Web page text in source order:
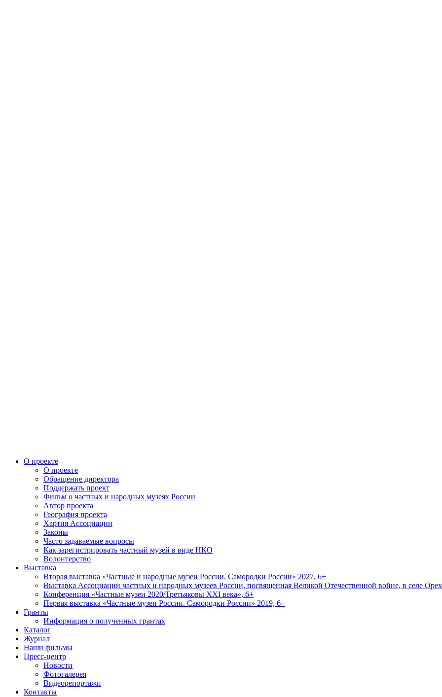
О проекте
О проекте
Обращение директора
Поддержать проект
Фильм о частных и народных музеях России
Автор проекта
География проекта
Хартия Ассоциации
Законы
Часто задаваемые вопросы
Как зарегистрировать частный музей в виде НКО
Волонтерство
Выставка
Вторая выставка «Частные и народные музеи России. Самородки России» 2027, 6+
Выставка Ассоциации частных и народных музеев России, посвященная Великой Отечественной войне, в селе
Конференция «Частные музеи 2020/Третьяковы XXI века», 6+
Первая выставка «Частные музеи России. Самородки России» 2019, 6+
Гранты
Информация о полученных грантах
Каталог
Журнал
Наши фильмы
Пресс-центр
Новости
Фотогалерея
Видеорепортажи
Контакты